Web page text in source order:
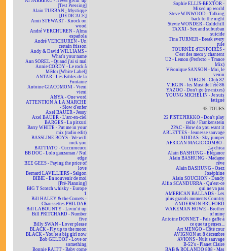
[Test Pressing]
Alain TURBAN - Mystique
[DÉDICACÉ]
Amii STEWART - Knock on
wood
André VERCHUREN - Alma
española
André VERCHUREN - Un
certain frisson
Andy & David WILLIAMS -
What's your name
Ann SOREL - Quand j'ai si mal
Annie CORDY - Le rock à
Médor [White Label]
ANTAR - Les Fables de la
Fontaine
Antoine GIACOMONI - Vieni
vieni
ANYA - One word
ATTENTION À LA MARCHE
- Slow d'enfer
Axel BAUER - Jessy
Axel BAUER - L'arc-en-ciel
BARGES - La pitxuri
Barry WHITE - Put me in your
mix (radio edit)
BASSLINE BOYS - We will
rock you
BATTIATO - Cuccurucucu
BB DOC - Lolo ganzaman / Nul
edge
BEE GEES - Paying the price of
love
Bernard LAVILLIERS - Saïgon
BIBIE - En souvenir de moi
[Pré-Planning]
BIG T Scotch whisky - Europe
1
Bill HALEY & the Comets -
Chaussettes PHILDAR
Bill LABOUNTY - Livin'it up
Bill PRITCHARD - Number
five
Billy SWAN - Lover please
BLACK - Fly up to the moon
BLACK - You're a big girl now
Bob GELDOF - Love or
something
Bonnie RAITT - Baby come
Sophie ELLIS-BEXTOR -
Mixed up world
Steve WINWOOD - Talking
back to the night
Stevie WONDER - Coldchill
TAXXI - Sex and suburban
suicide
Tina TURNER - Break every
rule
TOURNÉE d'ENFOIRÉS -
C'est des mecs y chantent
U2 - Lemon (Perfecto + Trance
Mix)
Véronique SANSON - Moi, le
venin
VIRGIN - Club 82
VIRGIN - les Must de l'été 86
YAZOO - Don't go (re-mixes)
YOUNG MICHELIN - Je suis
fatigué
45 TOURS
22 PISTEPIRKKO - Don't play
cello / Frankenstein
2PAC - How do you want it
ABLETTES - Jeunesse sauvage
ADIDAS - Sky jumper
AFRICAN MAGIC COMBO -
La chica
Alain BASHUNG - Élégance
Alain BASHUNG - Madame
rêve
Alain BASHUNG - Osez
Joséphine
Alain SOUCHON - Dandy
Alfio SCANDURRA - Qu'est-ce
qui ne va pas
AMERICAN BALLADS - Les
plus grands moments Country
ANDERSON BRUFORD
WAKEMAN HOWE - Brother
of mine
Antoine DONNET - Fais gaffe à
ce que tu penses...
Art MENGO - Côté cour
AVIGNON au 8 décembre
AVIONS - Nuit sauvage
B-52's - Planet Claire
BAB & ROLANDO 808 - Mas